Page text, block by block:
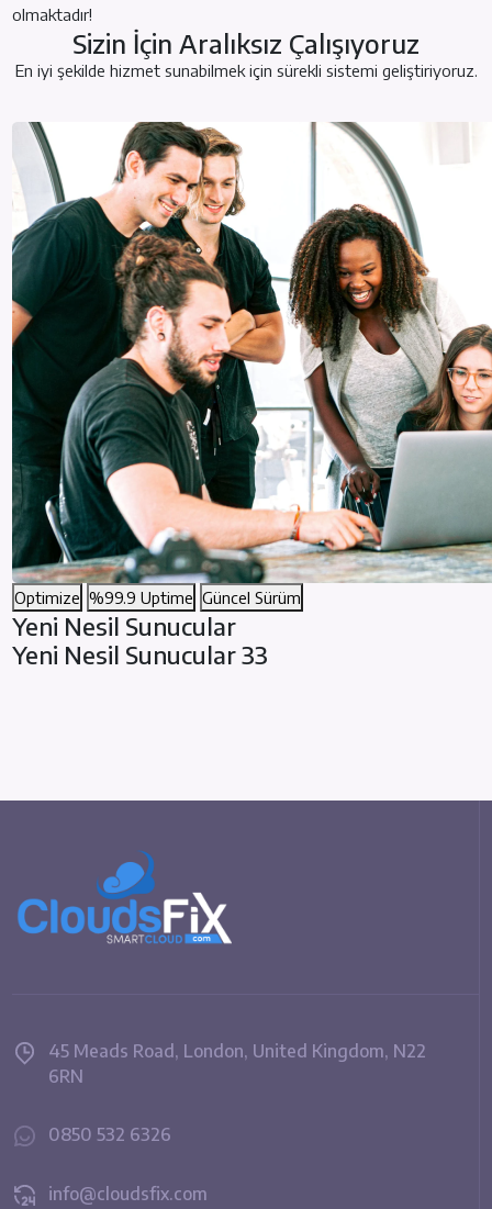
olmaktadır!
Sizin İçin Aralıksız Çalışıyoruz
En iyi şekilde hizmet sunabilmek için sürekli sistemi geliştiriyoruz.
Optimize %99.9 Uptime Güncel Sürüm
Yeni Nesil Sunucular
Yeni Nesil Sunucular 33
45 Meads Road, London, United Kingdom, N22
6RN
0850 532 6326
info@cloudsfix.com